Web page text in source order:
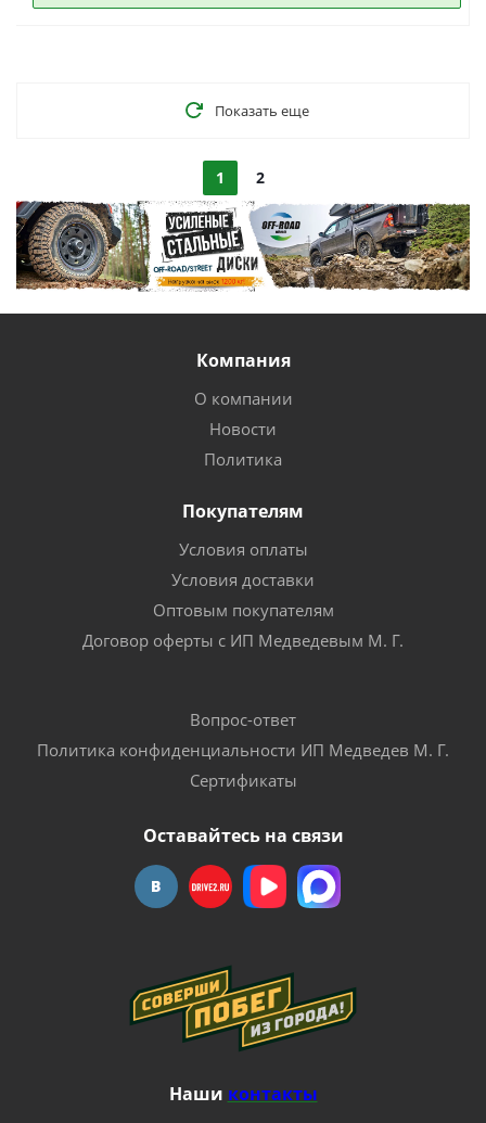
Показать еще
1 2
Компания
О компании
Новости
Политика
Покупателям
Условия оплаты
Условия доставки
Оптовым покупателям
Договор оферты с ИП Медведевым М. Г.
Вопрос-ответ
Политика конфиденциальности ИП Медведев М. Г.
Сертификаты
Оставайтесь на связи
Наши контакты